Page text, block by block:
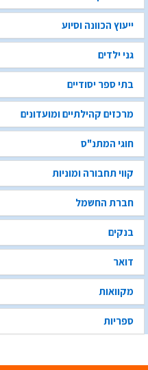
ייעוץ הכוונה וסיוע
גני ילדים
בתי ספר יסודיים
מרכזים קהילתיים ומועדונים
חוגי המתנ"ס
קווי תחבורה ומוניות
חברת החשמל
בנקים
דואר
מקוואות
ספריות